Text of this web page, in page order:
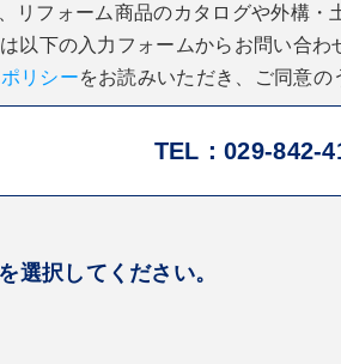
リフォーム商品のカタログや外構・
以下の入力フォームからお問い合わ
リシーをお読みいただき、ご同意の
TEL：029-842-
選択してください。